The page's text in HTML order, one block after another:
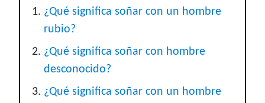
¿Qué significa soñar con un hombre
rubio?
¿Qué significa soñar con hombre
desconocido?
¿Qué significa soñar con un hombre